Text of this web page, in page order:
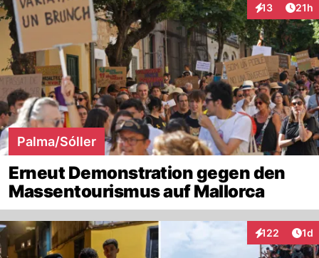
13
Interaktionen
21h
Palma/Sóller
Erneut Demonstration gegen den
Massentourismus auf Mallorca
122
Interaktionen
1d